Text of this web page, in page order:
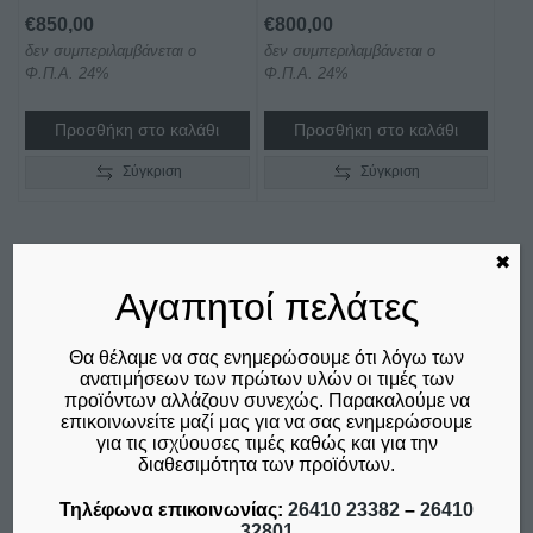
€850,00
δεν συμπεριλαμβάνεται ο
Φ.Π.Α. 24%
Προσθήκη στο καλάθι
Σύγκριση
€800,00
δεν συμπεριλαμβάνεται ο
Φ.Π.Α. 24%
Προσθήκη στο καλάθι
Σύγκριση
Αγαπητοί πελάτες
Θα θέλαμε να σας ενημερώσουμε ότι λόγω των
ανατιμήσεων των πρώτων υλών οι τιμές των
προϊόντων αλλάζουν συνεχώς. Παρακαλούμε να
επικοινωνείτε μαζί μας για να σας ενημερώσουμε
για τις ισχύουσες τιμές καθώς και για την
διαθεσιμότητα των προϊόντων.
Τηλέφωνα επικοινωνίας: 26410 23382 – 26410
✖